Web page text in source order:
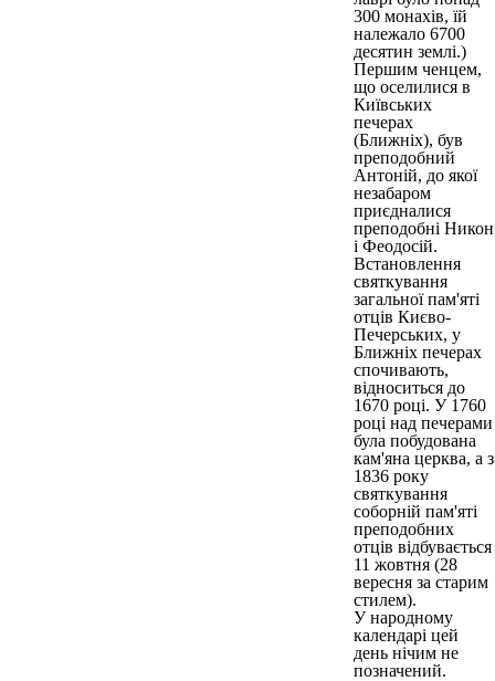
300 монахів, їй
належало 6700
десятин землі.)
Першим ченцем,
що оселилися в
Київських
печерах
(Ближніх), був
преподобний
Антоній, до якої
незабаром
приєдналися
преподобні Никон
і Феодосій.
Встановлення
святкування
загальної пам'яті
отців Києво-
Печерських, у
Ближніх печерах
спочивають,
відноситься до
1670 році. У 1760
році над печерами
була побудована
кам'яна церква, а з
1836 року
святкування
соборній пам'яті
преподобних
отців відбувається
11 жовтня (28
вересня за старим
стилем).
У народному
календарі цей
день нічим не
позначений.